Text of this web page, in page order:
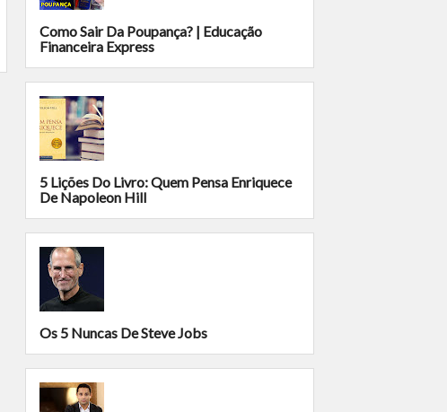
Como Sair Da Poupança? | Educação
Financeira Express
5 Lições Do Livro: Quem Pensa Enriquece
De Napoleon Hill
Os 5 Nuncas De Steve Jobs